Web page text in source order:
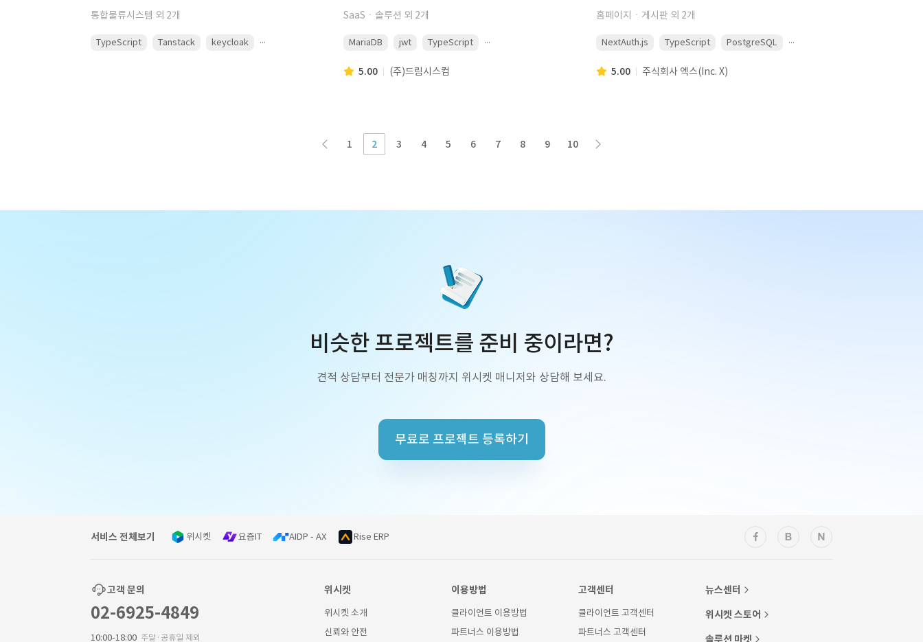
통합물류시스템 외 2개
TypeScript Tanstack keycloak ...
SaaSㆍ솔루션 외 2개
MariaDB jwt TypeScript ...
5.00 (주)드림시스컴
홈페이지ㆍ게시판 외 2개
NextAuth.js TypeScript PostgreSQL ...
5.00 주식회사 엑스(Inc. X)
1 2 3 4 5 6 7 8 9 10
비슷한 프로젝트를 준비 중이라면?
견적 상담부터 전문가 매칭까지 위시켓 매니저와 상담해 보세요.
무료로 프로젝트 등록하기
서비스 전체보기 위시켓 요즘IT AIDP - AX Rise ERP
고객 문의
02-6925-4849
10:00-18:00 주말·공휴일 제외
위시켓
위시켓 소개
신뢰와 안전
이용방법
클라이언트 이용방법
파트너스 이용방법
고객센터
클라이언트 고객센터
파트너스 고객센터
뉴스센터
위시켓 스토어
솔루션 마켓